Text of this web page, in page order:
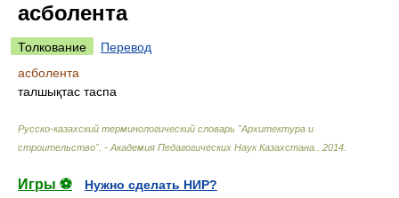
асболента
Толкование
Перевод
асболента
талшықтас таспа
Русско-казахский терминологический словарь "Архитектура и
строительство". - Академия Педагогических Наук Казахстана.
2014
Игры ⚽
Нужно сделать НИР?